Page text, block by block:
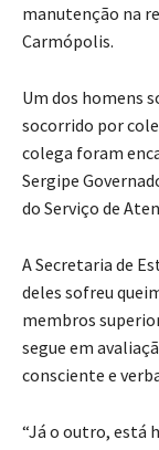
manutenção na
Carmópolis.
Um dos homens
socorrido por
colega foram
Sergipe
do Serviço de
A Secretaria de
deles sofreu
membros
segue em
consciente e
“Já o outro, está